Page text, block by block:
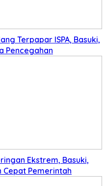
Terpapar ISPA, Basuki,
Pencegahan
Ekstrem, Basuki,
Cepat Pemerintah